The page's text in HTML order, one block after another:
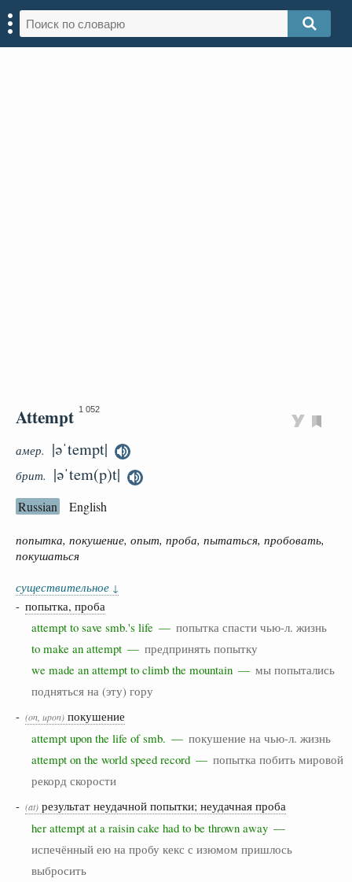
Attempt 1 052
амер. |əˈtempt|
брит. |əˈtem(p)t|
Russian English
попытка, покушение, опыт, проба, пытаться, пробовать,
покушаться
существительное ↓
- попытка, проба
attempt to save smb.'s life — попытка спасти чью-л. жизнь
to make an attempt — предпринять попытку
we made an attempt to climb the mountain — мы попытались
подняться на (эту) гору
- (on, upon) покушение
attempt upon the life of smb. — покушение на чью-л. жизнь
attempt on the world speed record — попытка побить мировой
рекорд скорости
- (at) результат неудачной попытки; неудачная проба
her attempt at a raisin cake had to be thrown away —
испечённый ею на пробу кекс с изюмом пришлось
выбросить